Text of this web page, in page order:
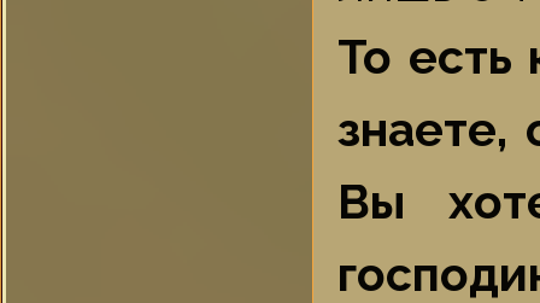
То есть
знаете,
Вы